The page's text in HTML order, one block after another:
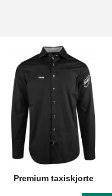
Premium taxiskjorte